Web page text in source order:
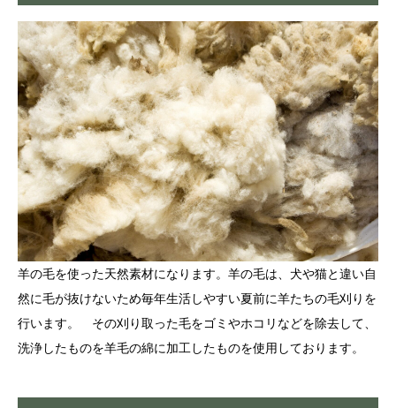
羊の毛を使った天然素材になります。羊の毛は、犬や猫と違い自
然に毛が抜けないため毎年生活しやすい夏前に羊たちの毛刈りを
行います。 その刈り取った毛をゴミやホコリなどを除去して、
洗浄したものを羊毛の綿に加工したものを使用しております。